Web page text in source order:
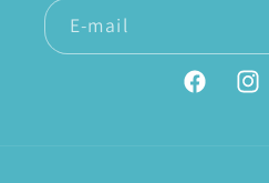
E-mail
Facebook